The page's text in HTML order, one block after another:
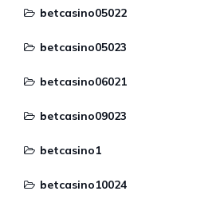
betcasino05022
betcasino05023
betcasino06021
betcasino09023
betcasino1
betcasino10024